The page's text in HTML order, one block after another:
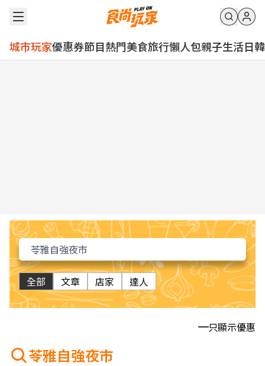
城市玩家優惠券節目熱門美食旅行懶人包親子生活日韓
全部 文章 店家 達人
只顯示優惠
苓雅自強夜市